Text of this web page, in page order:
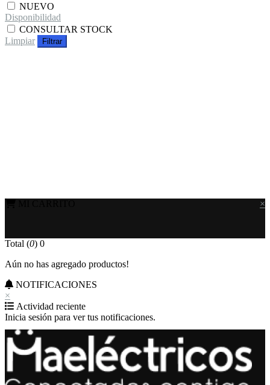
NUEVO
Disponibilidad
CONSULTAR STOCK
Limpiar
Filtrar
×
Total (0) 0
Aún no has agregado productos!
NOTIFICACIONES
×
Actividad reciente
Inicia sesión para ver tus notificaciones.